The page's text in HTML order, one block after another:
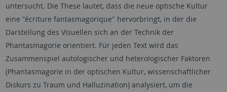
untersucht. Die These lautet, dass die neue optische Kultur
eine "écriture fantasmagorique" hervorbringt, in der die
Darstellung des Visuellen sich an der Technik der
Phantasmagorie orientiert. Für jeden Text wird das
Zusammenspiel autologischer und heterologischer Faktoren
(Phantasmagorie in der optischen Kultur, wissenschaftlicher
Diskurs zu Traum und Halluzination) analysiert, um die